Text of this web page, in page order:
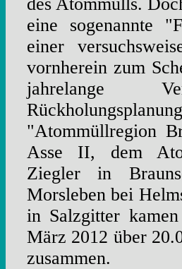
eine sogenannte
einer
vornherein zum
jahrelange
"Atommüllregion
Asse II, dem
Ziegler in
Morsleben bei
in Salzgitter
März 2012 über
zusammen.